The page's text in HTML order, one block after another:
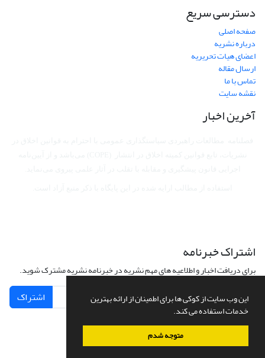
این وب سایت از کوکی ها برای اطمینان از ارائه بهترین
خدمات استفاده می کند.
متوجه شدم
دسترسی سریع
صفحه اصلی
درباره نشریه
اعضای هیات تحریریه
ارسال مقاله
تماس با ما
نقشه سایت
آخرین اخبار
اشتراک خبرنامه
برای دریافت اخبار و اطلاعیه های مهم نشریه در خبرنامه نشریه مشترک شوید.
اشتراک
سامانه مدیریت نشریات علمی.طراحی و پیاده سازی ازسیناوب